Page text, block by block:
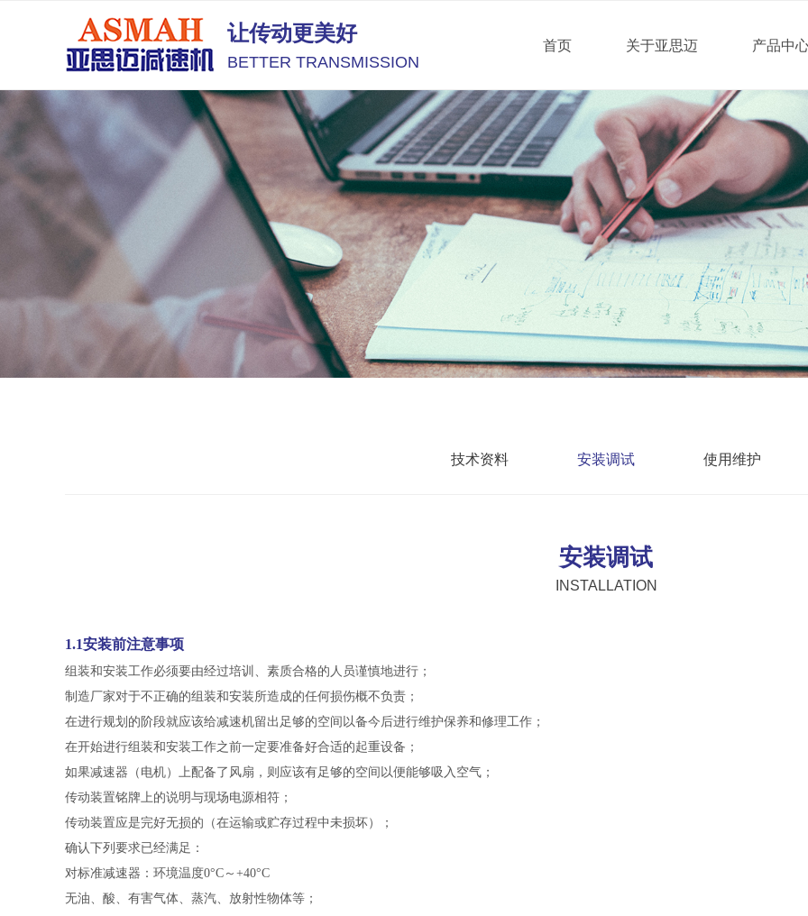
首页 关于亚思迈 产品中
让传动更美好
BETTER TRANSMISSION
技术资料 安装调试 使用维护
安装调试
INSTALLATION
1.1安装前注意事项
组装和安装工作必须要由经过培训、素质合格的人员谨慎地进行；
制造厂家对于不正确的组装和安装所造成的任何损伤概不负责；
在进行规划的阶段就应该给减速机留出足够的空间以备今后进行维护保养和修理工作；
在开始进行组装和安装工作之前一定要准备好合适的起重设备；
如果减速器（电机）上配备了风扇，则应该有足够的空间以便能够吸入空气；
传动装置铭牌上的说明与现场电源相符；
传动装置应是完好无损的（在运输或贮存过程中未损坏）；
确认下列要求已经满足：
对标准减速器：环境温度0°C～+40°C
无油、酸、有害气体、蒸汽、放射性物体等；